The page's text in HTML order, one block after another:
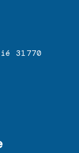
31770